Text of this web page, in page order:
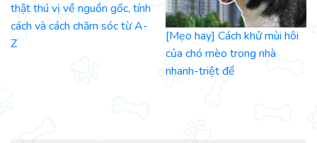
thật thú vị về nguồn gốc, tính
cách và cách chăm sóc từ A-
Z
[Mẹo hay] Cách khử mùi hôi
của chó mèo trong nhà
nhanh-triệt để